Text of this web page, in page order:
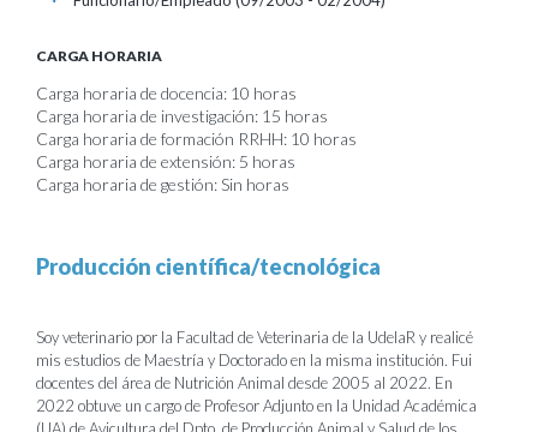
CARGA HORARIA
Carga horaria de docencia: 10 horas
Carga horaria de investigación: 15 horas
Carga horaria de formación RRHH: 10 horas
Carga horaria de extensión: 5 horas
Carga horaria de gestión: Sin horas
Producción científica/tecnológica
Soy veterinario por la Facultad de Veterinaria de la UdelaR y realicé
mis estudios de Maestría y Doctorado en la misma institución. Fui
docentes del área de Nutrición Animal desde 2005 al 2022. En
2022 obtuve un cargo de Profesor Adjunto en la Unidad Académica